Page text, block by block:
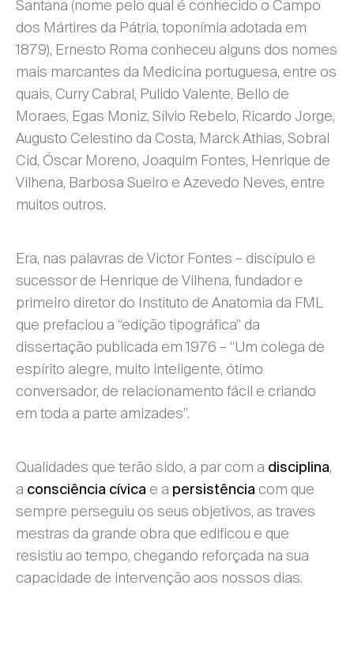
Santana (nome pelo qual é conhecido o Campo
dos Mártires da Pátria, toponímia adotada em
1879), Ernesto Roma conheceu alguns dos nomes
mais marcantes da Medicina portuguesa, entre os
quais, Curry Cabral, Pulido Valente, Bello de
Moraes, Egas Moniz, Sílvio Rebelo, Ricardo Jorge,
Augusto Celestino da Costa, Marck Athias, Sobral
Cid, Óscar Moreno, Joaquim Fontes, Henrique de
Vilhena, Barbosa Sueiro e Azevedo Neves, entre
muitos outros.
Era, nas palavras de Victor Fontes – discípulo e
sucessor de Henrique de Vilhena, fundador e
primeiro diretor do Instituto de Anatomia da FML
que prefaciou a “edição tipográfica” da
dissertação publicada em 1976 – “Um colega de
espírito alegre, muito inteligente, ótimo
conversador, de relacionamento fácil e criando
em toda a parte amizades”.
Qualidades que terão sido, a par com a disciplina,
a consciência cívica e a persistência com que
sempre perseguiu os seus objetivos, as traves
mestras da grande obra que edificou e que
resistiu ao tempo, chegando reforçada na sua
capacidade de intervenção aos nossos dias.